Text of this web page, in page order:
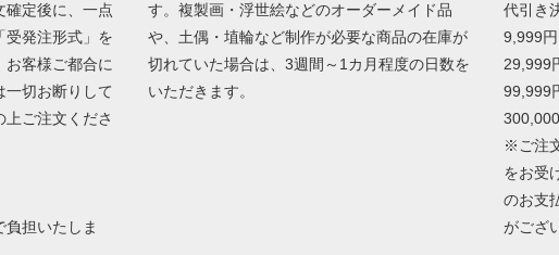
確定後に、一点
受発注形式」を
お客様ご都合に
一切お断りして
ご注文くださ
担いたしま
す。複製画・浮世絵などのオーダーメイド品
や、土偶・埴輪など制作が必要な商品の在庫が
切れていた場合は、3週間～1カ月程度の日数を
いただきます。
代引き
9,999
29,999
99,999
※ご注
をお受
のお支
がござ